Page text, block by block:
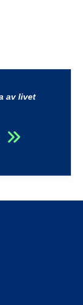
av livet